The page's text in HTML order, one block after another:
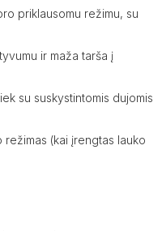
priklausomu režimu, su
ir maža tarša į
su suskystintomis dujomis
(kai įrengtas lauko